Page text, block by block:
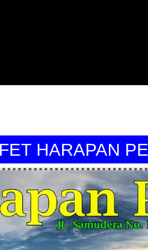
HARAPAN PERI"